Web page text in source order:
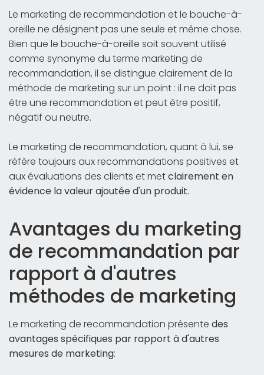
Le marketing de recommandation et le bouche-à-
oreille ne désignent pas une seule et même chose.
Bien que le bouche-à-oreille soit souvent utilisé
comme synonyme du terme marketing de
recommandation, il se distingue clairement de la
méthode de marketing sur un point : il ne doit pas
être une recommandation et peut être positif,
négatif ou neutre.
Le marketing de recommandation, quant à lui, se
réfère toujours aux recommandations positives et
aux évaluations des clients et metclairement en
évidence la valeur ajoutée d'un produit.
Avantages du marketing
de recommandation par
rapport à d'autres
méthodes de marketing
Le marketing de recommandation présente des
avantages spécifiques par rapport à d'autres
mesures de marketing: